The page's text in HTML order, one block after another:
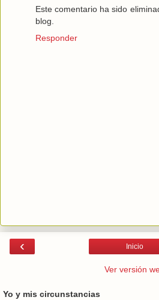
Este comentario ha sido
blog.
Responder
‹ Inicio
Ver versión
Yo y mis circunstancias